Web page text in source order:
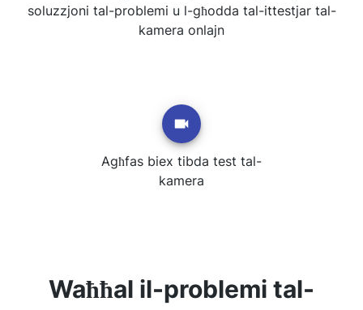
soluzzjoni tal-problemi u l-għodda tal-ittestjar tal-
kamera onlajn
Agħfas biex tibda test tal-
kamera
Waħħal il-problemi tal-